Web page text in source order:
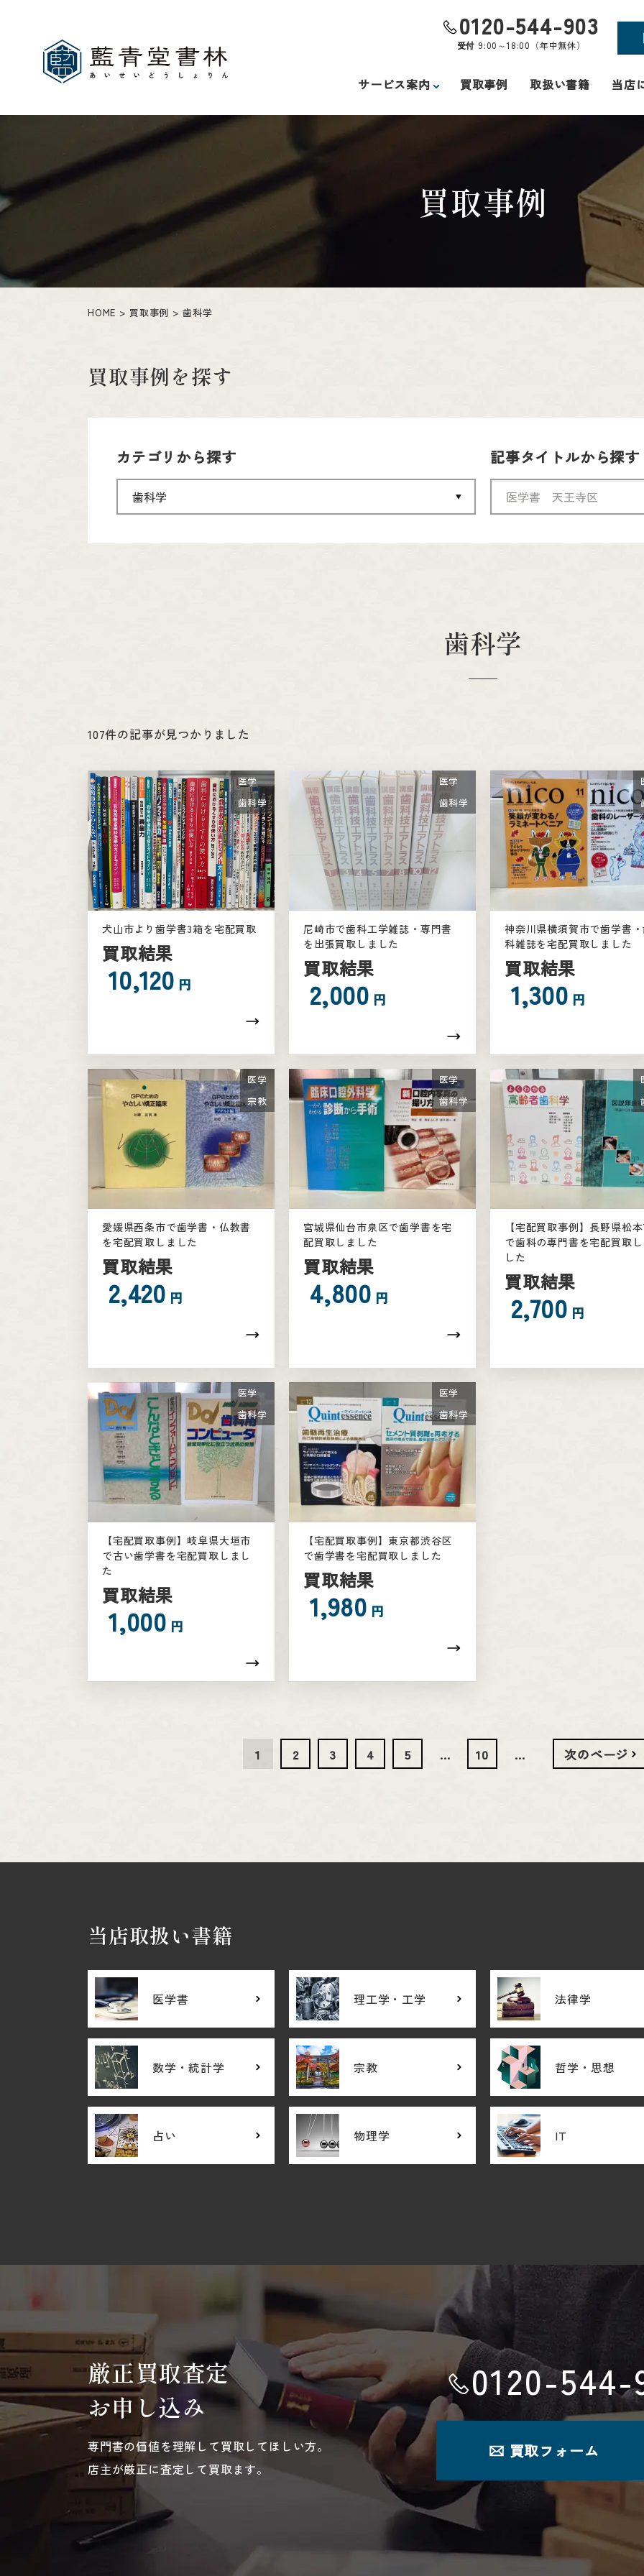
サービス案内 買取事例 取扱い書籍 当店
0120-544-903
受付 9:00～18:00（年中無休）
買取事例
HOME 買取事例 歯科学
買取事例を探す
カテゴリから探す 記事タイトルから探す
歯科学
107件の記事が見つかりました
医学
歯科学
犬山市より歯学書3箱を宅配買取
買取結果
10,120 円
医学
歯科学
尼崎市で歯科工学雑誌・専門書
を出張買取しました
買取結果
2,000 円
神奈川県横須賀市で歯学書
科雑誌を宅配買取しました
買取結果
1,300 円
医学
宗教
愛媛県西条市で歯学書・仏教書
を宅配買取しました
買取結果
2,420 円
医学
歯科学
宮城県仙台市泉区で歯学書を宅
配買取しました
買取結果
4,800 円
【宅配買取事例】長野県松
で歯科の専門書を宅配買取
した
買取結果
2,700 円
医学
歯科学
【宅配買取事例】岐阜県大垣市
で古い歯学書を宅配買取しまし
た
買取結果
1,000 円
医学
歯科学
【宅配買取事例】東京都渋谷区
で歯学書を宅配買取しました
買取結果
1,980 円
1 2 3 4 5 ... 10 ... 次のページ
当店取扱い書籍
医学書 理工学・工学 法律学
数学・統計学 宗教 哲学・思想
占い 物理学 IT
厳正買取査定
お申し込み
専門書の価値を理解して買取してほしい方。
店主が厳正に査定して買取ます。
0120-544-
買取フォーム